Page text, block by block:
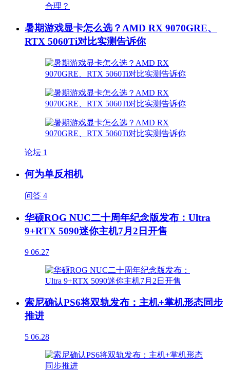
暑期游戏显卡怎么选？AMD RX 9070GRE、
RTX 5060Ti对比实测告诉你
论坛 1
何为单反相机
问答 4
华硕ROG NUC二十周年纪念版发布：Ultra
9+RTX 5090迷你主机7月2日开售
9 06.27
索尼确认PS6将双轨发布：主机+掌机形态同步
推进
5 06.28